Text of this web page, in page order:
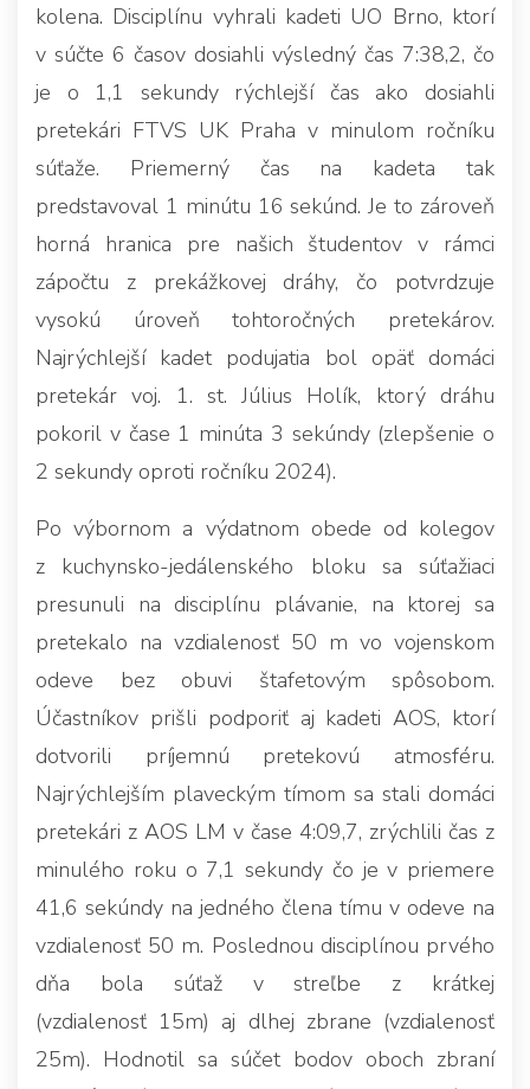
kolena. Disciplínu vyhrali kadeti UO Brno, ktorí
v súčte 6 časov dosiahli výsledný čas 7:38,2, čo
je o 1,1 sekundy rýchlejší čas ako dosiahli
pretekári FTVS UK Praha v minulom ročníku
súťaže. Priemerný čas na kadeta tak
predstavoval 1 minútu 16 sekúnd. Je to zároveň
horná hranica pre našich študentov v rámci
zápočtu z prekážkovej dráhy, čo potvrdzuje
vysokú úroveň tohtoročných pretekárov.
Najrýchlejší kadet podujatia bol opäť domáci
pretekár voj. 1. st. Július Holík, ktorý dráhu
pokoril v čase 1 minúta 3 sekúndy (zlepšenie o
2 sekundy oproti ročníku 2024).
Po výbornom a výdatnom obede od kolegov
z kuchynsko-jedálenského bloku sa súťažiaci
presunuli na disciplínu plávanie, na ktorej sa
pretekalo na vzdialenosť 50 m vo vojenskom
odeve bez obuvi štafetovým spôsobom.
Účastníkov prišli podporiť aj kadeti AOS, ktorí
dotvorili príjemnú pretekovú atmosféru.
Najrýchlejším plaveckým tímom sa stali domáci
pretekári z AOS LM v čase 4:09,7, zrýchlili čas z
minulého roku o 7,1 sekundy čo je v priemere
41,6 sekúndy na jedného člena tímu v odeve na
vzdialenosť 50 m. Poslednou disciplínou prvého
dňa bola súťaž v streľbe z krátkej
(vzdialenosť 15m) aj dlhej zbrane (vzdialenosť
25m). Hodnotil sa súčet bodov oboch zbraní